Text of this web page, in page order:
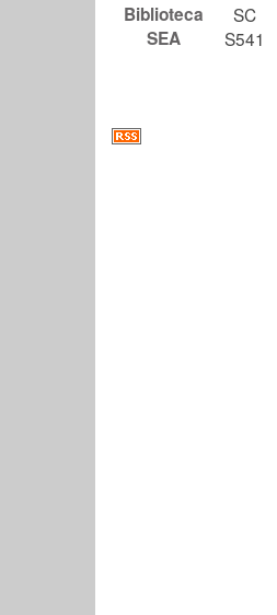
Biblioteca
SEA
SC
S541